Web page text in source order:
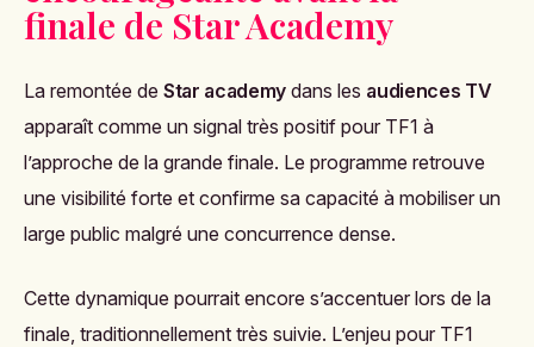
finale de Star Academy
La remontée de Star academy dans les audiences TV
apparaît comme un signal très positif pour TF1 à
l’approche de la grande finale. Le programme retrouve
une visibilité forte et confirme sa capacité à mobiliser un
large public malgré une concurrence dense.
Cette dynamique pourrait encore s’accentuer lors de la
finale, traditionnellement très suivie. L’enjeu pour TF1